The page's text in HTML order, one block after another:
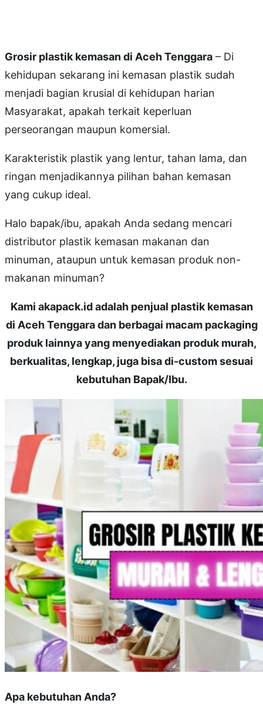
Grosir plastik kemasan di Aceh Tenggara – Di
kehidupan sekarang ini kemasan plastik sudah
menjadi bagian krusial di kehidupan harian
Masyarakat, apakah terkait keperluan
perseorangan maupun komersial.
Karakteristik plastik yang lentur, tahan lama, dan
ringan menjadikannya pilihan bahan kemasan
yang cukup ideal.
Halo bapak/ibu, apakah Anda sedang mencari
distributor plastik kemasan makanan dan
minuman, ataupun untuk kemasan produk non-
makanan minuman?
Kami akapack.id adalah penjual plastik kemasan
di Aceh Tenggara dan berbagai macam packaging
produk lainnya yang menyediakan produk murah,
berkualitas, lengkap, juga bisa di-custom sesuai
kebutuhan Bapak/Ibu.
Apa kebutuhan Anda?